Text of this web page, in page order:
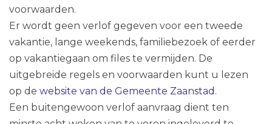
voorwaarden.
Er wordt geen verlof gegeven voor een tweede
vakantie, lange weekends, familiebezoek of eerder
op vakantiegaan om files te vermijden. De
uitgebreide regels en voorwaarden kunt u lezen
op de website van de Gemeente Zaanstad .
Een buitengewoon verlof aanvraag dient ten